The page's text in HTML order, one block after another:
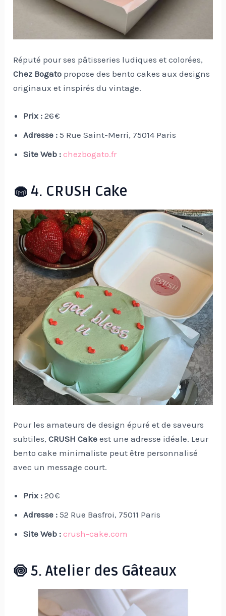
Réputé pour ses pâtisseries ludiques et colorées,
Chez Bogato propose des bento cakes aux designs
originaux et inspirés du vintage.
Prix : 26 €
Adresse : 5 Rue Saint-Merri, 75014 Paris
Site Web : chezbogato.fr
🧁 4. CRUSH Cake
Pour les amateurs de design épuré et de saveurs
subtiles,CRUSH Cake est une adresse idéale. Leur
bento cake minimaliste peut être personnalisé
avec un message court.
Prix : 20 €
Adresse : 52 Rue Basfroi, 75011 Paris
Site Web : crush-cake.com
🍥 5. Atelier des Gâteaux